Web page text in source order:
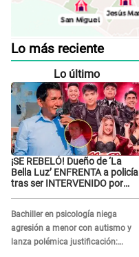
Lo más reciente
Lo último
¡SE REBELÓ! Dueño de ‘La
Bella Luz’ ENFRENTA a policía
tras ser INTERVENIDO por
Bachiller en psicología niega
agresión a menor con autismo y
lanza polémica justificación: